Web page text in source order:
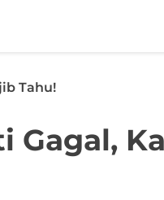
Tahu!
Gagal,